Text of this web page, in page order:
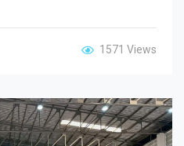
1571 Views